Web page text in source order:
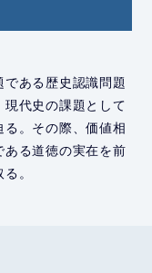
ある歴史認識問題
代史の課題として
。その際、価値相
る道徳の実在を前
。